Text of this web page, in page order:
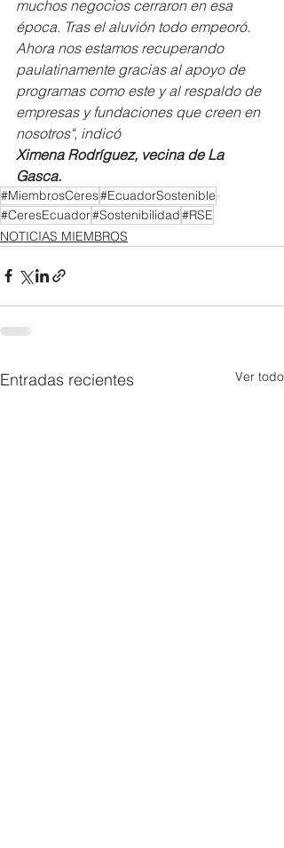
muchos negocios cerraron en esa
época. Tras el aluvión todo empeoró.
Ahora nos estamos recuperando
paulatinamente gracias al apoyo de
programas como este y al respaldo de
empresas y fundaciones que creen en
nosotros", indicó
Ximena Rodríguez, vecina de La
Gasca.
#MiembrosCeres#EcuadorSostenible
#CeresEcuador#Sostenibilidad#RSE
NOTICIAS MIEMBROS
Entradas recientes Ver todo